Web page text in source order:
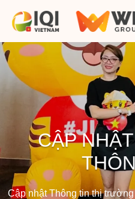
CẬP
Cập nhật Thông tin thị